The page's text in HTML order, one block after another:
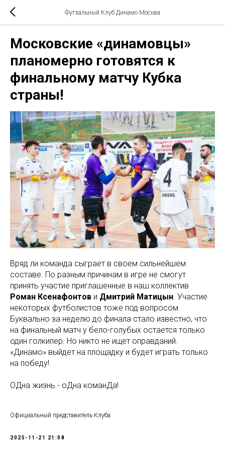
Футзальный Клуб Динамо Москва
Московские «динамовцы»
планомерно готовятся к
финальному матчу Кубка
страны!
Вряд ли команда сыграет в своем сильнейшем
составе. По разным причинам в игре не смогут
принять участие приглашенные в наш коллектив
Роман Ксенафонтов и Дмитрий Матицын. Участие
некоторых футболистов тоже под вопросом.
Буквально за неделю до финала стало известно, что
на финальный матч у бело-голубых остается только
один голкипер. Но никто не ищет оправданий.
«Динамо» выйдет на площадку и будет играть только
на победу!
ОДна жизнь - оДна команДа!
Официальный представитель Клуба
2025-11-21 21:08